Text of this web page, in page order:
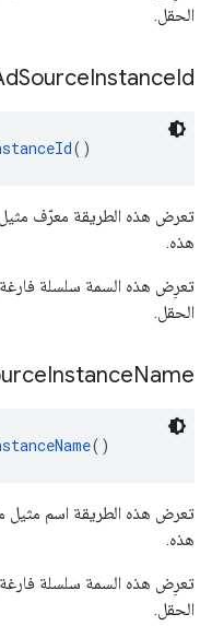
الحقل.
SourceInstanceId
()
تعرض هذه الطريقة معرّف مثيل
هذه.
تعرِض هذه السمة سلسلة فارغة
الحقل.
InstanceName
()
تعرض هذه الطريقة اسم مثيل
هذه.
تعرِض هذه السمة سلسلة فارغة
الحقل.